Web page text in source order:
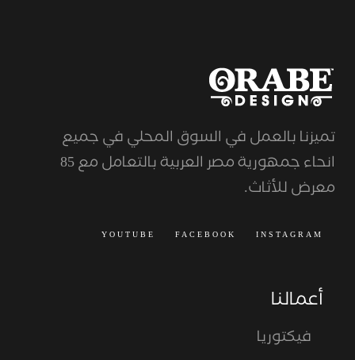
تميزنا بالعمل في السوق المحلي في جميع
انحاء جمهورية مصر العربية بالتعامل مع 85
معرض للأثاث.
INSTAGRAM
FACEBOOK
YOUTUBE
أعمالنا
فيكتوريا